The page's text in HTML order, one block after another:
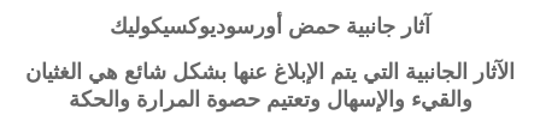
آثار جانبية حمض أورسوديوكسيكوليك
الآثار الجانبية التي يتم الإبلاغ عنها بشكل شائع هي الغثيان
والقيء والإسهال وتعتيم حصوة المرارة والحكة